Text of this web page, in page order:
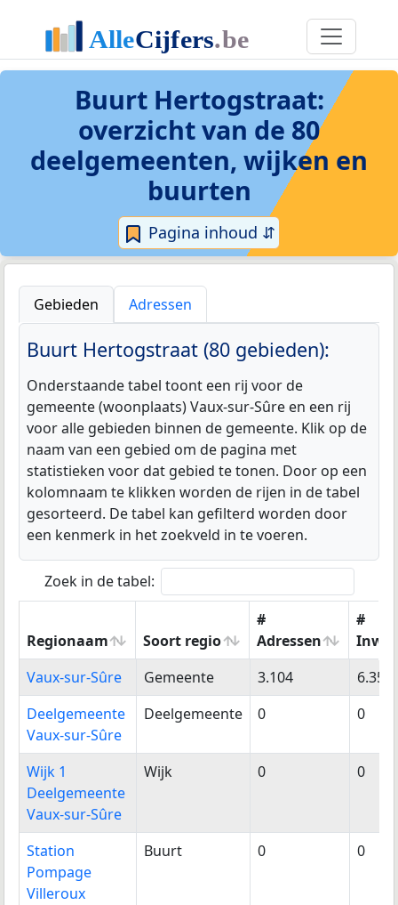
Buurt Hertogstraat:
overzicht van de 80
deelgemeenten, wijken en
buurten
Pagina inhoud ⇵
Gebieden Adressen
Buurt Hertogstraat (80 gebieden):
Onderstaande tabel toont een rij voor de
gemeente (woonplaats) Vaux-sur-Sûre en een rij
voor alle gebieden binnen de gemeente. Klik op de
naam van een gebied om de pagina met
statistieken voor dat gebied te tonen. Door op een
kolomnaam te klikken worden de rijen in de tabel
gesorteerd. De tabel kan gefilterd worden door
een kenmerk in het zoekveld in te voeren.
Zoek in de tabel:
Regionaam Soort regio
#
Adressen
#
Regionaam
Soort regio
#
Adressen
#
Vaux-sur-Sûre Gemeente 3.104
6.352
Deelgemeente
Vaux-sur-Sûre
Deelgemeente 0 0
Wijk 1
Deelgemeente
Vaux-sur-Sûre
Wijk 0 0
Station
Pompage
Villeroux
Buurt 0 0